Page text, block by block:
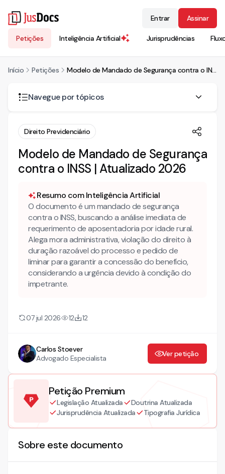
Petições Inteligência Artificial Jurisprudências
Entrar Assinar
Início Petições Modelo de Mandado de Segurança contra o INSS | Atualizado 2026
Navegue por tópicos
O que é mandado de segurança e quando é cabível?
segurança contra o INSS?
Quais são os requisitos de direito líquido e certo para
Autoridade coatora e abuso de poder
Como elaborar a petição inicial: modelo de petição e
petição mandado de segurança?
Quais são os prazos no processo administrativo e como
lidar com a demora na análise?
Em que hipóteses o mandado de segurança para
segurança?
administrativo com efeito suspensivo?
MANDADO DE SEGURANÇA COM PEDIDO DE LIMINAR
INAUDITA ALTERA PARS
Direito Previdenciário
Modelo de Mandado de Segurança
contra o INSS | Atualizado 2026
Resumo com Inteligência Artificial
O documento é um mandado de segurança
contra o INSS, buscando a análise imediata de
requerimento de aposentadoria por idade rural.
Alega mora administrativa, violação do direito à
duração razoável do processo e pedido de
liminar para garantir a concessão do benefício,
considerando a urgência devido à condição do
impetrante.
07 jul 2026 12 12
Carlos Stoever
Advogado Especialista
Ver petição
Petição Premium
Legislação Atualizada
Doutrina Atualizada
Jurisprudência Atualizada
Tipografia Jurídica
Sobre este documento